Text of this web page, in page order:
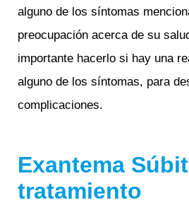
alguno de los síntomas
preocupación acerca de su
importante hacerlo si hay una
alguno de los síntomas, para
complicaciones.
Exantema
tratamiento